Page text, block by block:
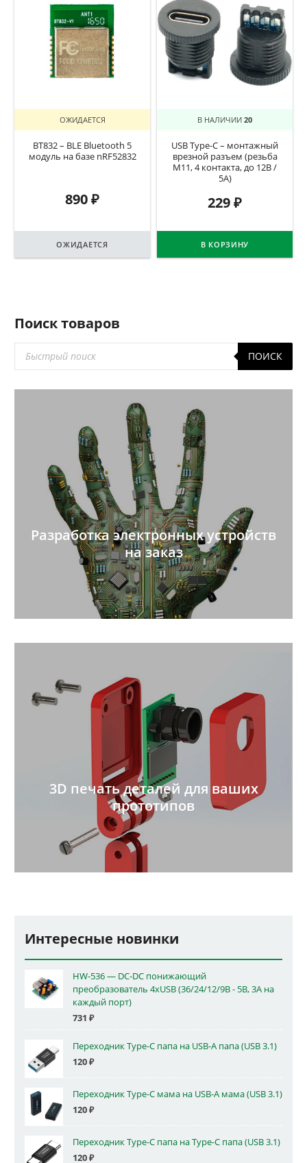
ОЖИДАЕТСЯ
BT832 – BLE Bluetooth 5
модуль на базе nRF52832
890₽
ОЖИДАЕТСЯ
В НАЛИЧИИ 20
USB Type-C – монтажный
врезной разъем (резьба
M11, 4 контакта, до 12В /
5А)
229₽
В КОРЗИНУ
Поиск товаров
товаров
ПОИСК
Разработка электронных устройств
на заказ
3D печать деталей для ваших
прототипов
Интересные новинки
HW-536 — DC-DC понижающий
преобразователь 4xUSB (36/24/12/9В - 5В, 3А на
каждый порт)
731 ₽
Переходник Type-C папа на USB-A папа (USB 3.1)
120₽
Переходник Type-C мама на USB-A мама (USB 3.1)
120₽
Переходник Type-C папа на Type-C папа (USB 3.1)
120₽